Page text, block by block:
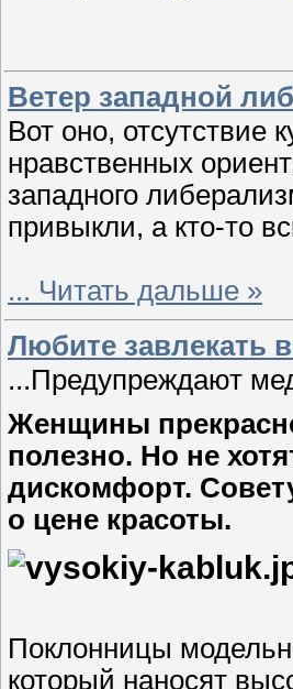
Ветер западной
Вот оно, отсутствие
нравственных
западного
привыкли, а кто-то
... Читать дальше »
Любите завлекать
...Предупреждают
Женщины
полезно. Но не
дискомфорт.
о цене красоты.
Поклонницы
который наносят